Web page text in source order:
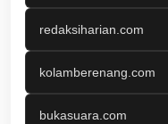
redaksiharian.com
kolamberenang.com
bukasuara.com